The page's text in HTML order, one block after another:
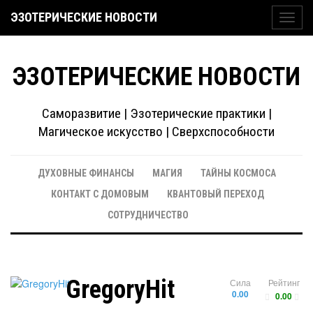
ЭЗОТЕРИЧЕСКИЕ НОВОСТИ
ЭЗОТЕРИЧЕСКИЕ НОВОСТИ
Саморазвитие | Эзотерические практики |
Магическое искусство | Сверхспособности
ДУХОВНЫЕ ФИНАНСЫ МАГИЯ
ТАЙНЫ КОСМОСА
КОНТАКТ С ДОМОВЫМ
КВАНТОВЫЙ ПЕРЕХОД
СОТРУДНИЧЕСТВО
Рейтинг
0.00
Сила
0.00
GregoryHit